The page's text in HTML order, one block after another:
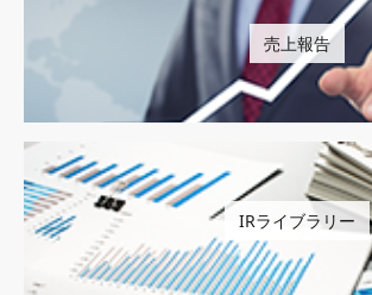
売上報告
IRライブラリー